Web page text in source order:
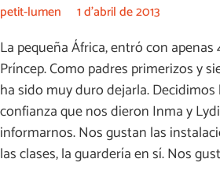
petit-lumen 1 d'abril de 2013
La pequeña África, entró con apenas
Príncep. Como padres primerizos y
ha sido muy duro dejarla.
confianza que nos dieron Inma y
informarnos. Nos gustan las
las clases, la guardería en sí. Nos